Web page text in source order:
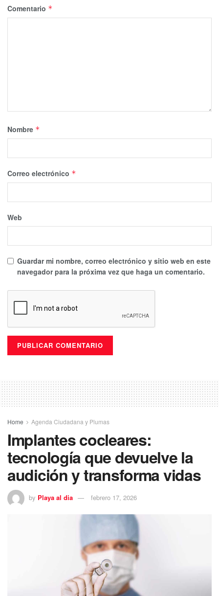
Comentario *
Nombre *
Correo electrónico *
Web
Guardar mi nombre, correo electrónico y sitio web en este
navegador para la próxima vez que haga un comentario.
Home Agenda Ciudadana y Plumas
Implantes cocleares:
tecnología que devuelve la
audición y transforma vidas
by Playa al dia febrero 17, 2026